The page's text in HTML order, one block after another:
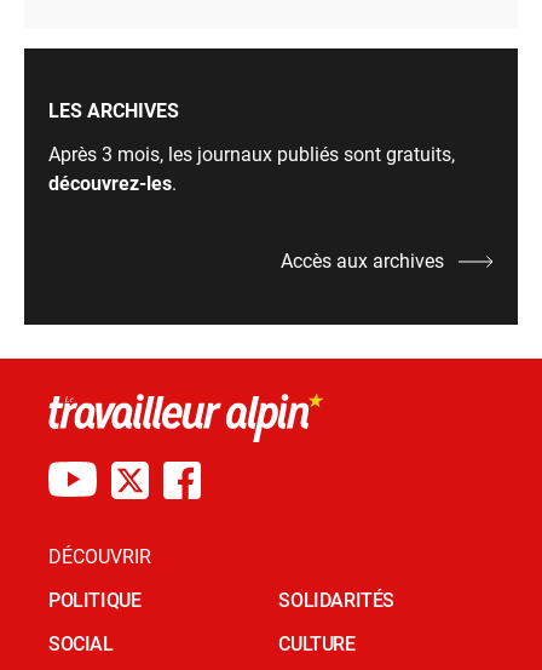
LES ARCHIVES
Après 3 mois, les journaux publiés sont gratuits,
découvrez-les.
Accès aux archives
DÉCOUVRIR
POLITIQUE
SOCIAL
SOLIDARITÉS
CULTURE